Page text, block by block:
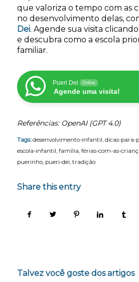
que valoriza o tempo com as
no desenvolvimento delas,
Dei. Agende sua visita
e descubra como a escola
familiar.
Pueri Dei Online
Agende uma visita!
Referências: OpenAI (GPT 4.0)
Tags: desenvolvimento-infantil, dicas-para-
escola-infantil, família, férias-com-as-
puerinho, pueri-dei, tradição
Share this entry
Talvez você goste dos artigos